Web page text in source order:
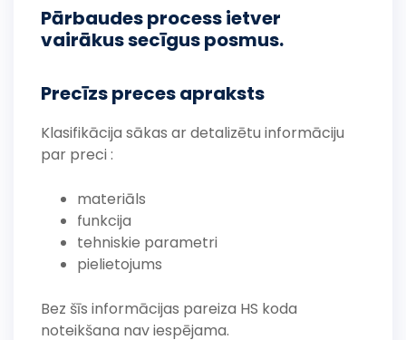
Pārbaudes process ietver
vairākus secīgus posmus.
Precīzs preces apraksts
Klasifikācija sākas ar detalizētu informāciju
par preci :
materiāls
funkcija
tehniskie parametri
pielietojums
Bez šīs informācijas pareiza HS koda
noteikšana nav iespējama.